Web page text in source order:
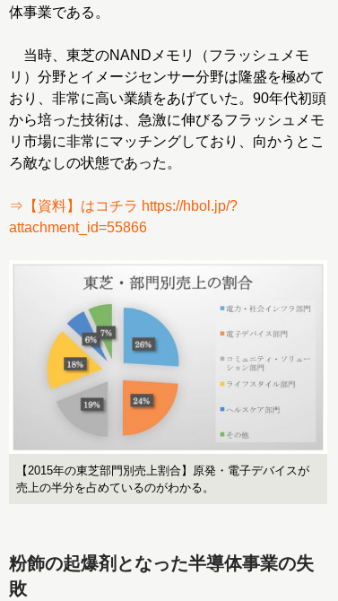
体事業である。
当時、東芝のNANDメモリ（フラッシュメモ
リ）分野とイメージセンサー分野は隆盛を極めて
おり、非常に高い業績をあげていた。90年代初頭
から培った技術は、急激に伸びるフラッシュメモ
リ市場に非常にマッチングしており、向かうとこ
ろ敵なしの状態であった。
⇒【資料】はコチラ https://hbol.jp/?
attachment_id=55866
【2015年の東芝部門別売上割合】原発・電子デバイスが
売上の半分を占めているのがわかる。
粉飾の起爆剤となった半導体事業の失
敗